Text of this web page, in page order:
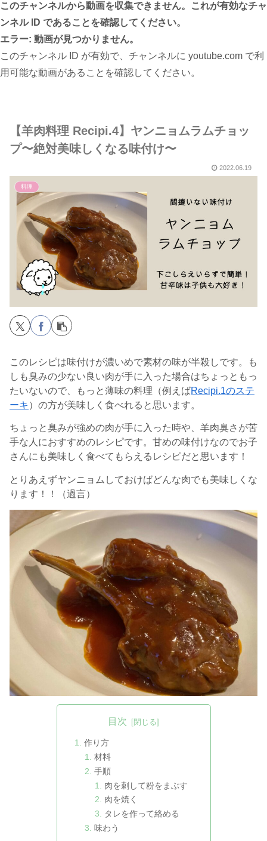
このチャンネルから動画を収集できません。これが有効なチャ
ンネル ID であることを確認してください。
エラー: 動画が見つかりません。
このチャンネル ID が有効で、チャンネルに youtube.com で利
用可能な動画があることを確認してください。
【羊肉料理 Recipi.4】ヤンニョムラムチョッ
プ〜絶対美味しくなる味付け〜
2022.06.19
料理
このレシピは味付けが濃いめで素材の味が半殺しです。も
しも臭みの少ない良い肉が手に入った場合はちょっともっ
たいないので、もっと薄味の料理（例えばRecipi.1のステ
ーキ ）の方が美味しく食べれると思います。
ちょっと臭みが強めの肉が手に入った時や、羊肉臭さが苦
手な人におすすめのレシピです。甘めの味付けなのでお子
さんにも美味しく食べてもらえるレシピだと思います！
とりあえずヤンニョムしておけばどんな肉でも美味しくな
ります！！（過言）
目次
作り方
材料
手順
肉を刺して粉をまぶす
肉を焼く
タレを作って絡める
味わう